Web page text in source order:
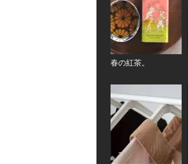
春の紅茶。